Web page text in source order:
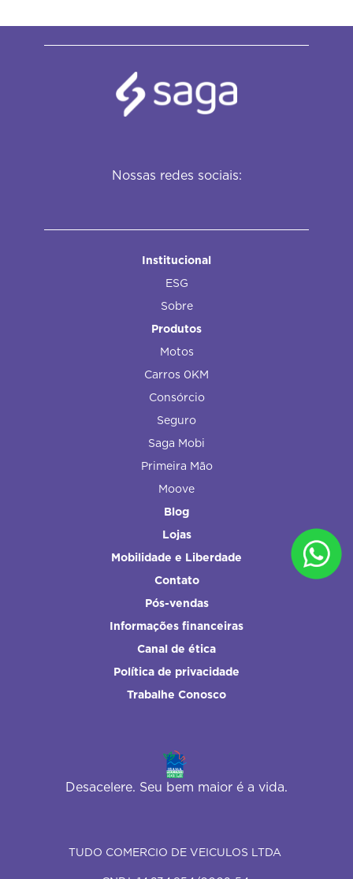
Nossas redes sociais:
Institucional
ESG
Sobre
Produtos
Motos
Carros 0KM
Consórcio
Seguro
Saga Mobi
Primeira Mão
Moove
Blog
Lojas
Mobilidade e Liberdade
Contato
Pós-vendas
Informações financeiras
Canal de ética
Política de privacidade
Trabalhe Conosco
Desacelere. Seu bem maior é a vida.
TUDO COMERCIO DE VEICULOS LTDA